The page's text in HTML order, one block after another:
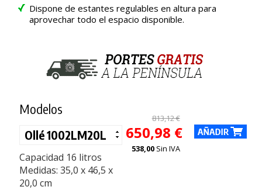
Dispone de estantes regulables en altura para
aprovechar todo el espacio disponible.
Modelos
Capacidad 16 litros
Medidas: 35,0 x 46,5 x
20,0 cm
813,12 €
650,98 €
538,00 Sin IVA